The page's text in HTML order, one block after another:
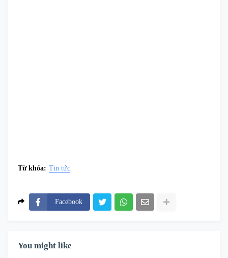
Từ khóa: Tin tức
Facebook
You might like